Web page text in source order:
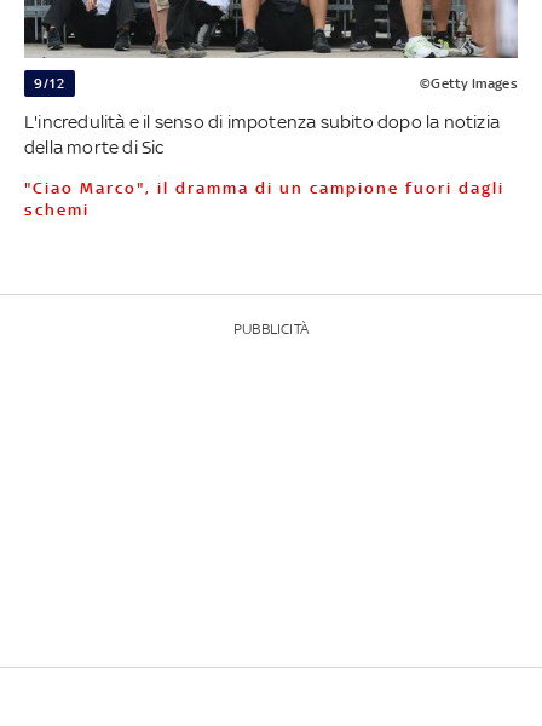
9/12 ©Getty Images
L'incredulità e il senso di impotenza subito dopo la notizia
della morte di Sic
"Ciao Marco", il dramma di un campione fuori dagli
schemi
PUBBLICITÀ